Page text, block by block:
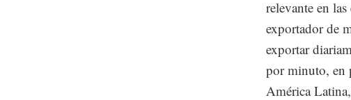
relevante en
exportador de
exportar
por minuto, en
América